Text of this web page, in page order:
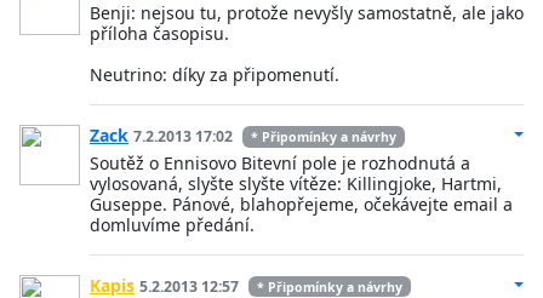
Benji: nejsou tu, protože nevyšly samostatně, ale jako
příloha časopisu.
Neutrino: díky za připomenutí.
Zack 7.2.2013 17:02 * Připomínky a návrhy
Soutěž o Ennisovo Bitevní pole je rozhodnutá a
vylosovaná, slyšte slyšte vítěze: Killingjoke, Hartmi,
Guseppe. Pánové, blahopřejeme, očekávejte email a
domluvíme předání.
Kapis 5.2.2013 12:57 * Připomínky a návrhy